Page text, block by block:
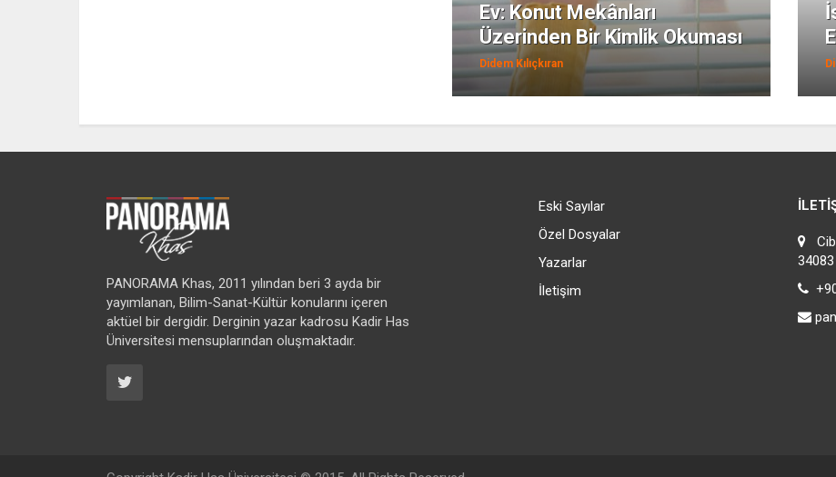
Ev: Konut Mekânları
Üzerinden Bir Kimlik Okuması
Didem Kılıçkıran
PANORAMA Khas, 2011 yılından beri 3 ayda bir
yayımlanan, Bilim-Sanat-Kültür konularını içeren
aktüel bir dergidir. Derginin yazar kadrosu Kadir Has
Üniversitesi mensuplarından oluşmaktadır.
Eski Sayılar
Özel Dosyalar
Yazarlar
İletişim
34083